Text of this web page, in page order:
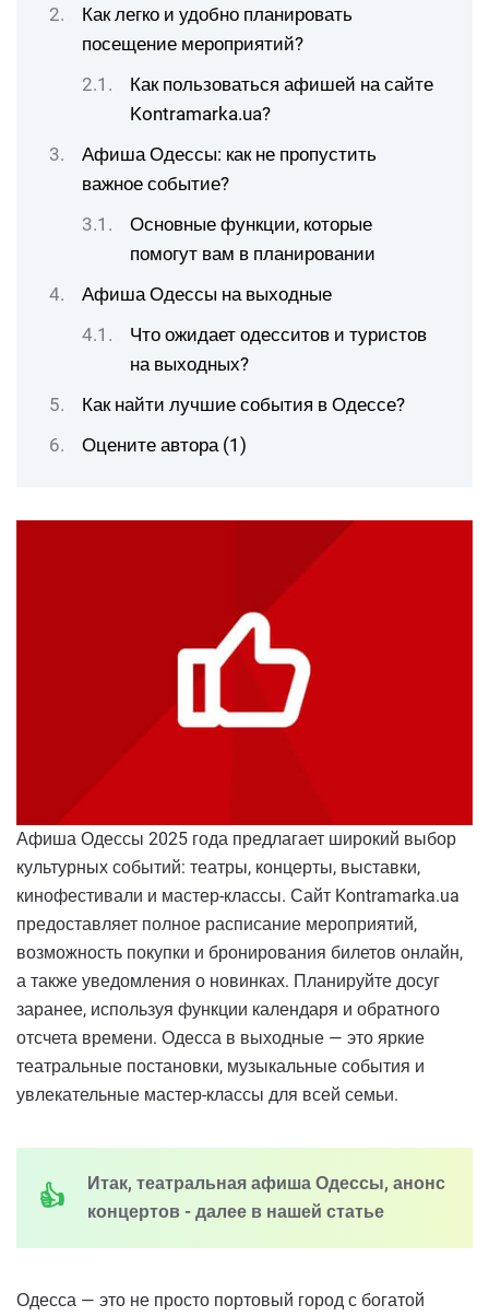
Как легко и удобно планировать
посещение мероприятий?
Как пользоваться афишей на сайте
Kontramarka.ua?
Афиша Одессы: как не пропустить
важное событие?
Основные функции, которые
помогут вам в планировании
Афиша Одессы на выходные
Что ожидает одесситов и туристов
на выходных?
Как найти лучшие события в Одессе?
Оцените автора (1)
Афиша Одессы 2025 года предлагает широкий выбор
культурных событий: театры, концерты, выставки,
кинофестивали и мастер-классы. Сайт Kontramarka.ua
предоставляет полное расписание мероприятий,
возможность покупки и бронирования билетов онлайн,
а также уведомления о новинках. Планируйте досуг
заранее, используя функции календаря и обратного
отсчета времени. Одесса в выходные — это яркие
театральные постановки, музыкальные события и
увлекательные мастер-классы для всей семьи.
Итак, театральная афиша Одессы, анонс
концертов - далее в нашей статье
Одесса — это не просто портовый город с богатой